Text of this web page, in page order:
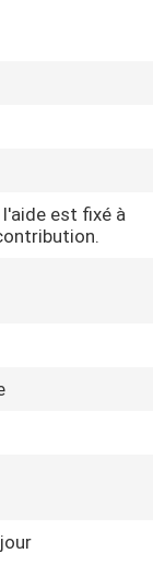
est fixé à